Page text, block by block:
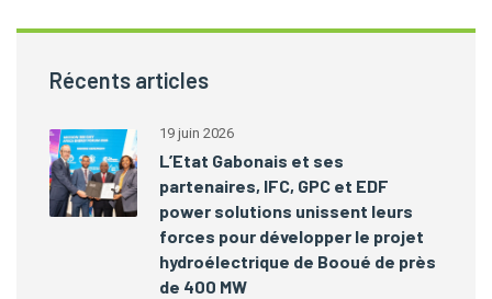
Récents articles
19 juin 2026
L’Etat Gabonais et ses
partenaires, IFC, GPC et EDF
power solutions unissent leurs
forces pour développer le projet
hydroélectrique de Booué de près
de 400 MW